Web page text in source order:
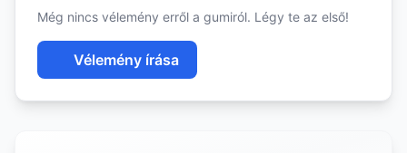
Még nincs vélemény erről a gumiról. Légy te az első!
Vélemény írása